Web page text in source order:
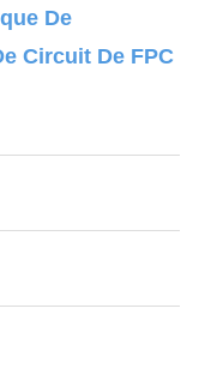
De
Circuit De FPC